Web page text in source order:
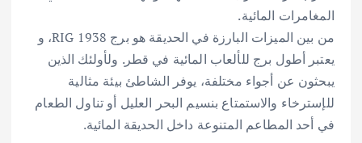
المغامرات المائية.
من بين الميزات البارزة في الحديقة هو برج RIG 1938، و
يعتبر أطول برج للألعاب المائية في قطر. ولأولئك الذين
يبحثون عن أجواء مختلفة، يوفر الشاطئ بيئة مثالية
للإسترخاء والاستمتاع بنسيم البحر العليل أو تناول الطعام
في أحد المطاعم المتنوعة داخل الحديقة المائية.